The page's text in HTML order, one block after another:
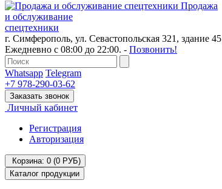
Продажа
и обслуживание
спецтехники
г. Симферополь, ул. Севастопольская 321, здание 45
Ежедневно с 08:00 до 22:00. - Позвонить!
Whatsapp Telegram
+7 978-290-03-62
Заказать звонок
Личный кабинет
Регистрация
Авторизация
Корзина: 0 (0 РУБ)
Каталог продукции